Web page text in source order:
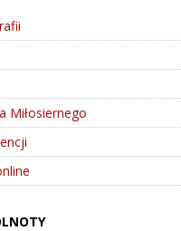
Miłosiernego